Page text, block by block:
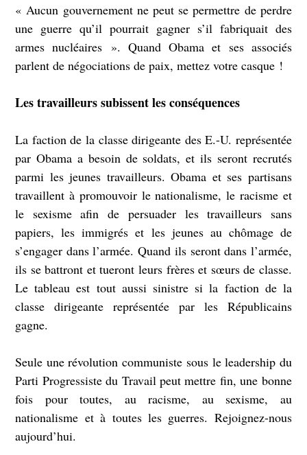
« Aucun gouvernement ne peut se permettre de perdre
une guerre qu’il pourrait gagner s’il fabriquait des
armes nucléaires ». Quand Obama et ses associés
parlent de négociations de paix, mettez votre casque !
Les travailleurs subissent les conséquences
La faction de la classe dirigeante des E.-U. représentée
par Obama a besoin de soldats, et ils seront recrutés
parmi les jeunes travailleurs. Obama et ses partisans
travaillent à promouvoir le nationalisme, le racisme et
le sexisme afin de persuader les travailleurs sans
papiers, les immigrés et les jeunes au chômage de
s’engager dans l’armée. Quand ils seront dans l’armée,
ils se battront et tueront leurs frères et sœurs de classe.
Le tableau est tout aussi sinistre si la faction de la
classe dirigeante représentée par les Républicains
gagne.
Seule une révolution communiste sous le leadership du
Parti Progressiste du Travail peut mettre fin, une bonne
fois pour toutes, au racisme, au sexisme, au
nationalisme et à toutes les guerres. Rejoignez-nous
aujourd’hui.